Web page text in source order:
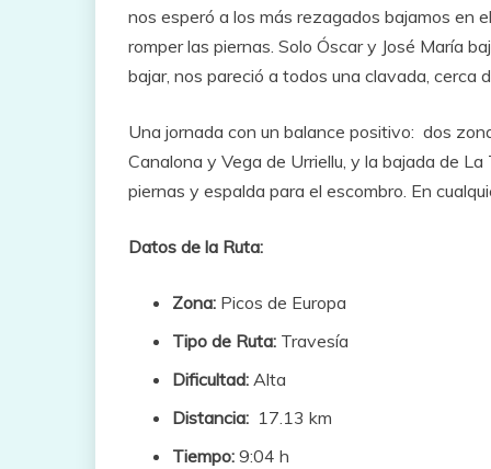
nos esperó a los más rezagados bajamos en
romper las piernas. Solo Óscar y José María
bajar, nos pareció a todos una clavada, cerca
Una jornada con un balance positivo: dos
Canalona y Vega de Urriellu, y la bajada de
piernas y espalda para el escombro. En
Datos de la Ruta:
Zona: Picos de Europa
Tipo de Ruta: Travesía
Dificultad: Alta
Distancia: 17.13 km
Tiempo: 9:04 h